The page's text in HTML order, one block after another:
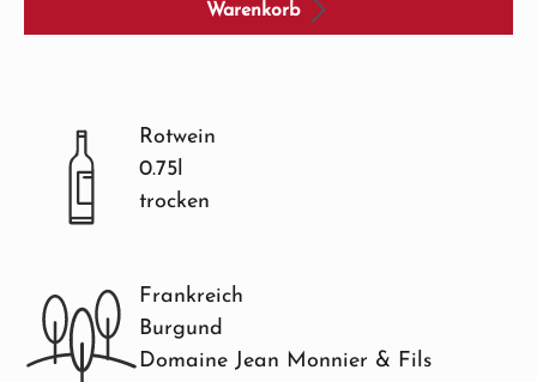
Warenkorb
Rotwein
0.75l
trocken
Frankreich
Burgund
Domaine Jean Monnier & Fils